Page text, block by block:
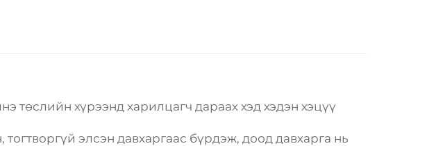
төслийн хүрээнд харилцагч дараах хэд хэдэн хэцүү
элсэн давхаргаас бүрдэж, доод давхарга нь